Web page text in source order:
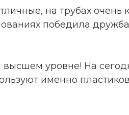
на трубах очень
победила
уровне! На
именно